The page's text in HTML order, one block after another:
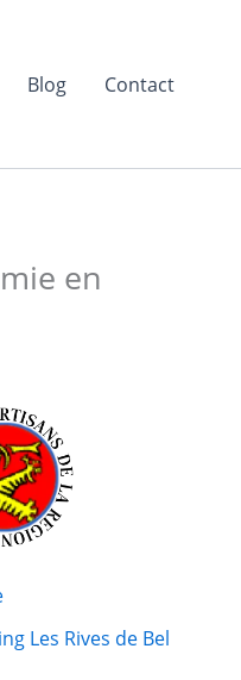
Blog Contact
en
Les Rives de Bel